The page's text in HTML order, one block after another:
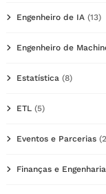
Engenheiro de IA (13)
Engenheiro de
Estatística (8)
ETL (5)
Eventos e Parcerias
Finanças e